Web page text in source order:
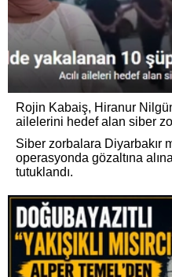
Rojin Kabaiş, Hiranur
ailelerini hedef alan siber
Siber zorbalara Diyarbakır
operasyonda gözaltına
tutuklandı.